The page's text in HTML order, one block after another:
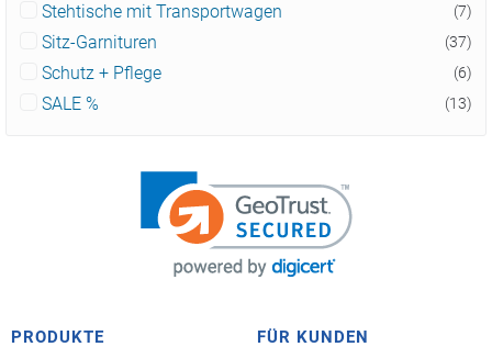
Stehtische mit Transportwagen (7)
Sitz-Garnituren (37)
Schutz + Pflege (6)
SALE % (13)
PRODUKTE FÜR KUNDEN